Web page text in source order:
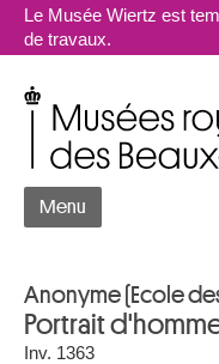
Le Musée Wiertz est
de travaux.
Menu
Anonyme (Ecole
Portrait
Inv. 1363